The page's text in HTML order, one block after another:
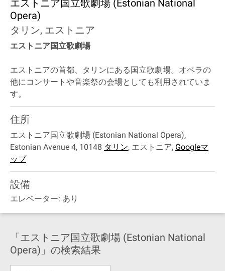
エストニア国立歌劇場 (Estonian National
Opera)
タリン, エストニア
エストニア国立歌劇場
エストニアの首都、タリンにある国立歌劇場。オペラの
他にコンサートや音楽祭の会場としても利用されていま
す。
住所
エストニア国立歌劇場 (Estonian National Opera),
Estonian Avenue 4, 10148 タリン, エストニア, Googleマ
ップ
設備
エレベーター: あり
「エストニア国立歌劇場 (Estonian National
Opera)」の検索結果